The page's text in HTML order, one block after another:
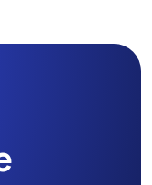
питание